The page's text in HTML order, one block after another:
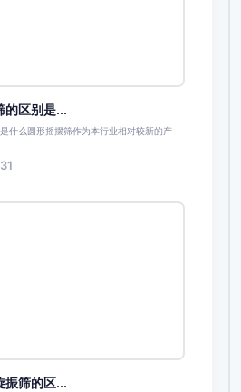
的区别是...
什么圆形摇摆筛作为本行业相对较新的产
振筛的区...